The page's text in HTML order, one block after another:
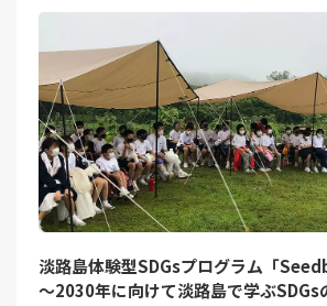
淡路島体験型SDGsプログラム「
～2030年に向けて淡路島で学ぶSDGs